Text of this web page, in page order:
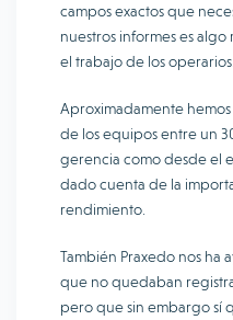
campos exactos que
nuestros informes es
el trabajo de los operarios.
Aproximadamente
de los equipos entre un
gerencia como desde el
dado cuenta de la
rendimiento.
También Praxedo nos ha
que no quedaban
pero que sin embargo sí